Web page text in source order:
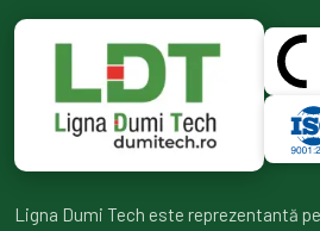
Ligna Dumi Tech este reprezentantă